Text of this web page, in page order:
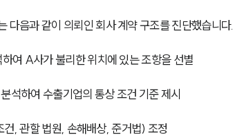
다음과 같이 의뢰인 회사 계약 구조를 진단했습니다.
여 A사가 불리한 위치에 있는 조항을 선별
석하여 수출기업의 통상 조건 기준 제시
, 관할 법원, 손해배상, 준거법) 조정